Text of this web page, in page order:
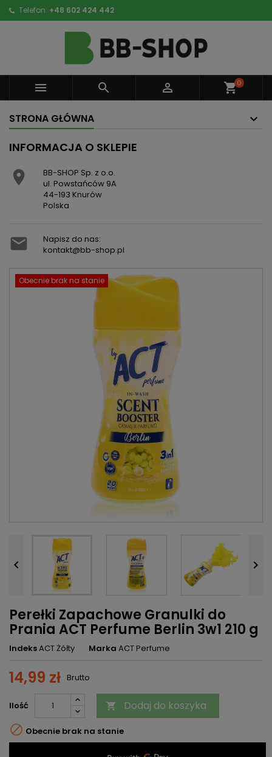
Telefon: +48 602 424 442
   shopping_cart0
STRONA GŁÓWNA
INFORMACJA O SKLEPIE

BB-SHOP Sp. z o.o.
ul. Powstańców 9A
44-193 Knurów
Polska

Napisz do nas:
kontakt@bb-shop.pl
Obecnie brak na stanie
 
Perełki Zapachowe Granulki do
Prania ACT Perfume Berlin 3w1 210 g
IndeksACT Żółty Marka ACT Perfume
14,99 zł Brutto
Ilość  Dodaj do koszyka
 Obecnie brak na stanie